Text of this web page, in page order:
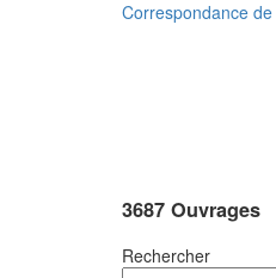
Correspondance de
3687 Ouvrages
Rechercher